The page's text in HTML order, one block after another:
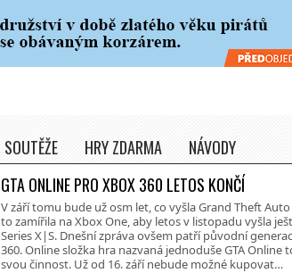
SOUTĚŽE HRY ZDARMA NÁVODY
GTA ONLINE PRO XBOX 360 LETOS KONČÍ
V září tomu bude už osm let, co vyšla Grand Theft
to zamířila na Xbox One, aby letos v listopadu vyšla
Series X|S. Dnešní zpráva ovšem patří původní
360. Online složka hra nazvaná jednoduše GTA Online
svou činnost. Už od 16. září nebude možné kupovat…